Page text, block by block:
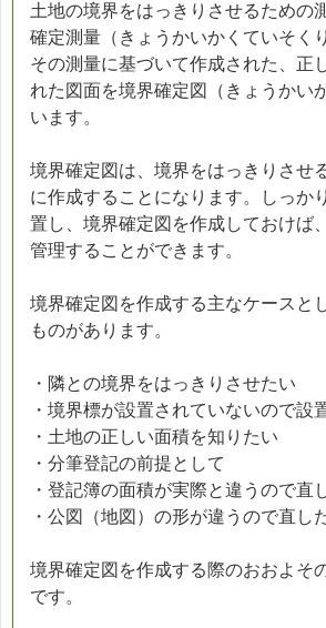
土地の境界をはっきりさせるための
確定測量（きょうかいかくていそく
その測量に基づいて作成された、正
れた図面を境界確定図（きょうかい
います。
境界確定図は、境界をはっきりさせ
に作成することになります。しっか
置し、境界確定図を作成しておけば
管理することができます。
境界確定図を作成する主なケースと
ものがあります。
・隣との境界をはっきりさせたい
・境界標が設置されていないので設
・土地の正しい面積を知りたい
・分筆登記の前提として
・登記簿の面積が実際と違うので直
・公図（地図）の形が違うので直し
境界確定図を作成する際のおおよそ
です。